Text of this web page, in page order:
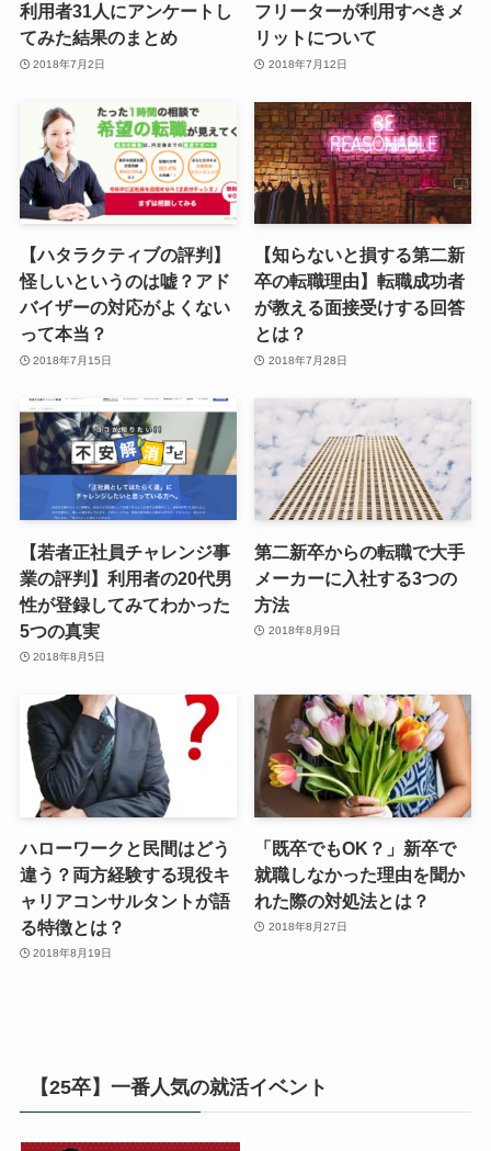
利用者31人にアンケートし
てみた結果のまとめ
2018年7月2日
フリーターが利用すべきメ
リットについて
2018年7月12日
【ハタラクティブの評判】
怪しいというのは嘘？アド
バイザーの対応がよくない
って本当？
2018年7月15日
【知らないと損する第二新
卒の転職理由】転職成功者
が教える面接受けする回答
とは？
2018年7月28日
【若者正社員チャレンジ事
業の評判】利用者の20代男
性が登録してみてわかった
5つの真実
2018年8月5日
第二新卒からの転職で大手
メーカーに入社する3つの
方法
2018年8月9日
ハローワークと民間はどう
違う？両方経験する現役キ
ャリアコンサルタントが語
る特徴とは？
2018年8月19日
「既卒でもOK？」新卒で
就職しなかった理由を聞か
れた際の対処法とは？
2018年8月27日
【25卒】一番人気の就活イベント